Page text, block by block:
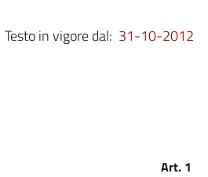
Testo in vigore dal: 31-10-2012
Art. 1